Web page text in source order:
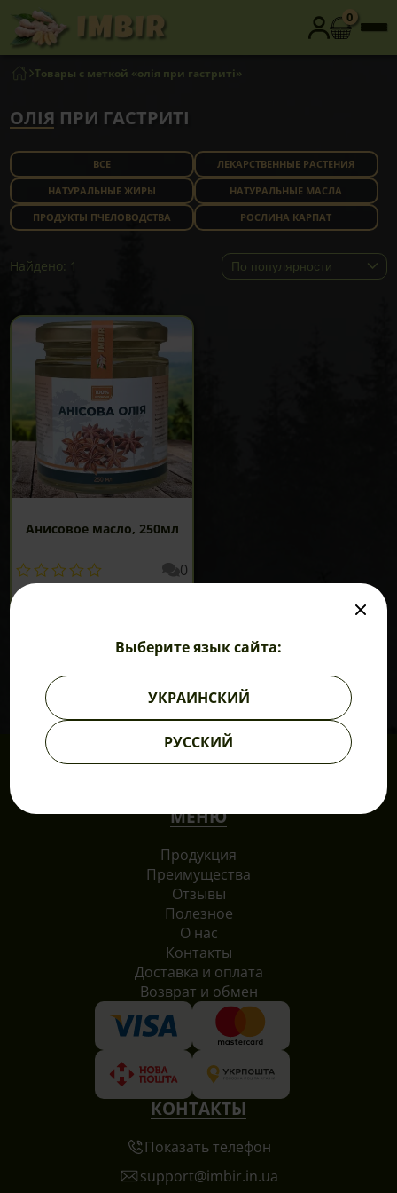
0
Товары с меткой «олія при гастриті»
ОЛІЯ ПРИ ГАСТРИТІ
ВСЕ
ЛЕКАРСТВЕННЫЕ РАСТЕНИЯ
НАТУРАЛЬНЫЕ ЖИРЫ
НАТУРАЛЬНЫЕ МАСЛА
ПРОДУКТЫ ПЧЕЛОВОДСТВА
РОСЛИНА КАРПАТ
Найдено: 1
Анисовое масло, 250мл
0
МЕНЮ
Продукция
Преимущества
Отзывы
Полезное
О нас
Контакты
Доставка и оплата
Возврат и обмен
КОНТАКТЫ
Показать телефон
support@imbir.in.ua
Выберите язык сайта:
УКРАИНСКИЙ
РУССКИЙ